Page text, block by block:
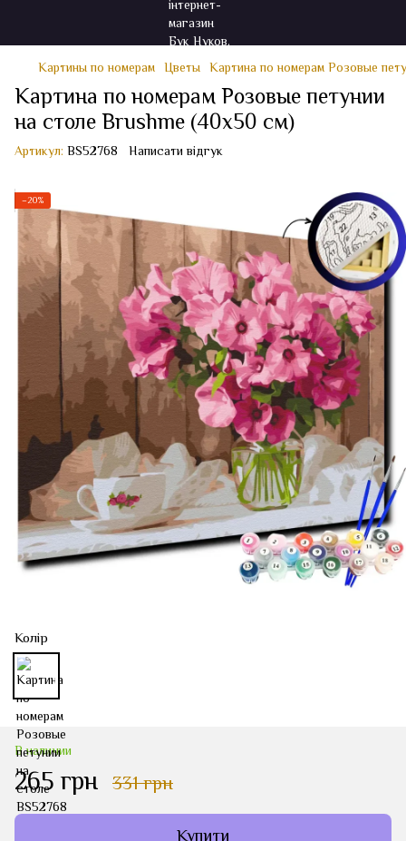
Картины по номерам Цветы Картина по номерам Розовые
Картина по номерам Розовые петунии
на столе Brushme (40x50 см)
Артикул: BS52768 Написати відгук
−20%
Колір
В наличии
265 грн 331 грн
Купити